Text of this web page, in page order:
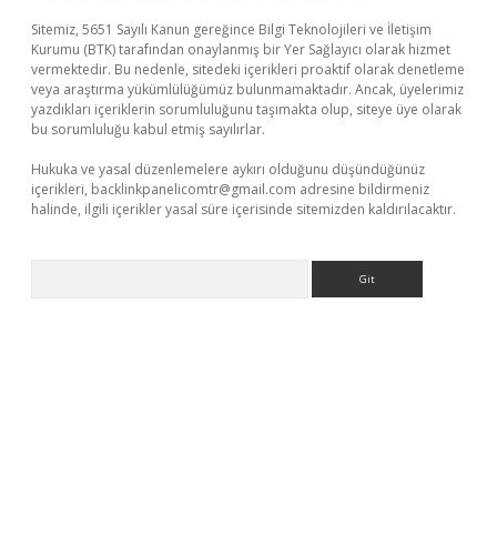
Sitemiz, 5651 Sayılı Kanun gereğince Bilgi Teknolojileri ve İletişim
Kurumu (BTK) tarafından onaylanmış bir Yer Sağlayıcı olarak hizmet
vermektedir. Bu nedenle, sitedeki içerikleri proaktif olarak denetleme
veya araştırma yükümlülüğümüz bulunmamaktadır. Ancak, üyelerimiz
yazdıkları içeriklerin sorumluluğunu taşımakta olup, siteye üye olarak
bu sorumluluğu kabul etmiş sayılırlar.
Hukuka ve yasal düzenlemelere aykırı olduğunu düşündüğünüz
içerikleri, backlinkpanelicomtr@gmail.com adresine bildirmeniz
halinde, ilgili içerikler yasal süre içerisinde sitemizden kaldırılacaktır.